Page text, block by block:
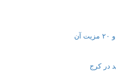
در کرج